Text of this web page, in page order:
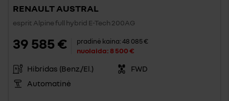
RENAULT AUSTRAL
esprit Alpine full hybrid E-Tech 200AG
39 585 € pradinė kaina:48 085 €
nuolaida:8 500 €
Hibridas (Benz./El.)
FWD
Automatinė